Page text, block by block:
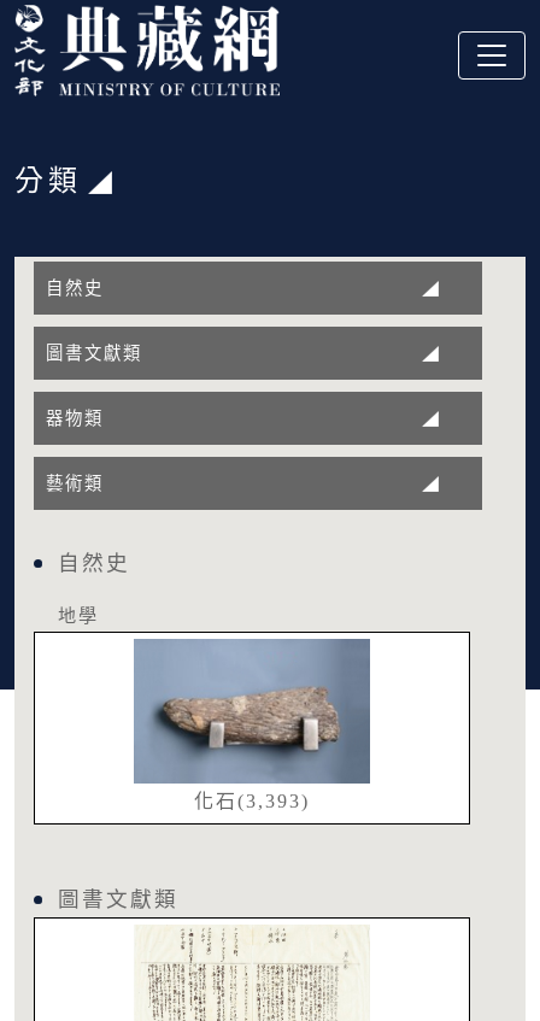
跳到主要內容
:::
:::
分類
自然史
圖書文獻類
器物類
藝術類
自然史
地學
化石(3,393)
圖書文獻類